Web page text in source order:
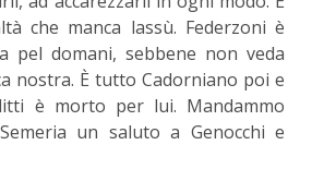
che manca lassù. Federzoni è
pel domani, sebbene non veda
nostra. È tutto Cadorniano poi e
è morto per lui. Mandammo
un saluto a Genocchi e